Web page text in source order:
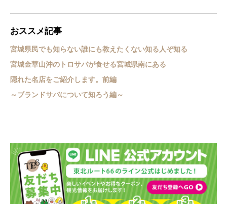
おススメ記事
宮城県民でも知らない誰にも教えたくない知る人ぞ知る
宮城金華山沖のトロサバが食せる宮城県南にある
隠れた名店をご紹介します。前編
～ブランドサバについて知ろう編～